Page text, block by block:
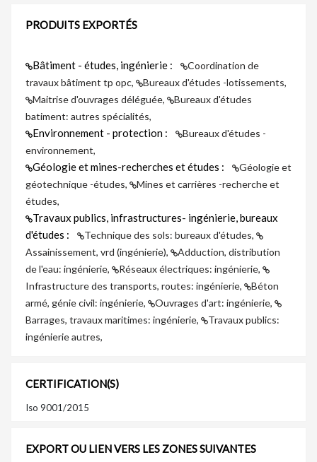
PRODUITS EXPORTÉS
Bâtiment - études, ingénierie :
Coordination de
travaux bâtiment tp opc,
Bureaux d'études -lotissements,
Maitrise d'ouvrages déléguée,
Bureaux d'études
batiment: autres spécialités,
Environnement - protection :
Bureaux d'études -
environnement,
Géologie et mines-recherches et études :
Géologie et
géotechnique -études,
Mines et carrières -recherche et
études,
Travaux publics, infrastructures- ingénierie, bureaux
d'études :
Technique des sols: bureaux d'études,
Assainissement, vrd (ingénierie),
Adduction, distribution
de l'eau: ingénierie,
Réseaux électriques: ingénierie,
Infrastructure des transports, routes: ingénierie,
Béton
armé, génie civil: ingénierie,
Ouvrages d'art: ingénierie,
Barrages, travaux maritimes: ingénierie,
Travaux publics:
ingénierie autres,
CERTIFICATION(S)
Iso 9001/2015
EXPORT OU LIEN VERS LES ZONES SUIVANTES